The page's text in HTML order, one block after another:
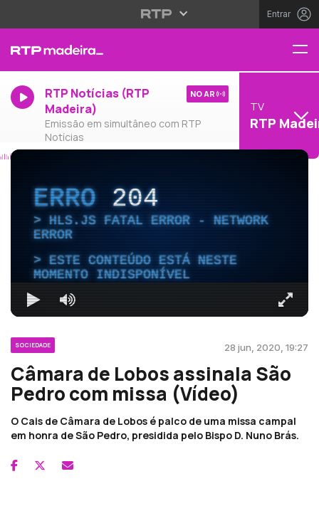
Entrar
RTP Notícias (RTP
Madeira)
Emissão em simultâneo com RTP
Notícias
NO AR
TV
RTP
ERRO204
HLS.JS FATAL ERROR - NETWORK
ERROR
ESTE CONTEÚDO ESTÁ NESTE
MOMENTO INDISPONÍVEL
SOCIEDADE 28 jun, 2020, 19:27
Câmara de Lobos assinala São
Pedro com missa (Vídeo)
O Cais de Câmara de Lobos é palco de uma missa campal
em honra de São Pedro, presidida pelo Bispo D. Nuno Brás.